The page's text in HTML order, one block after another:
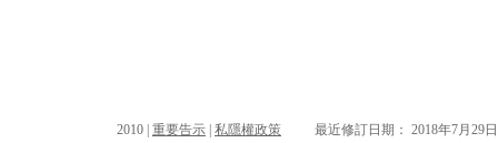
2010 | 重要告示 私隱權政策 最近修訂日期： 2018年7月29日